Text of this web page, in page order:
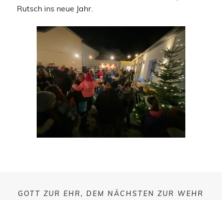
Rutsch ins neue Jahr.
GOTT ZUR EHR, DEM NÄCHSTEN ZUR WEHR